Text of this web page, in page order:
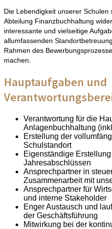
Die Lebendigkeit unserer Schulen
Abteilung Finanzbuchhaltung
interessante und vielseitige
allumfassenden
Rahmen des
machen.
Hauptaufgaben und
Verantwortung für die
Anlagenbuchhaltung
Erstellung der
Schulstandort
Eigenständige
Jahresabschlüssen
Ansprechpartner in
Zusammenarbeit mit
Ansprechpartner für
und interne Stakeholder
Enger Austausch und
der Geschäftsführung
Mitwirkung bei der